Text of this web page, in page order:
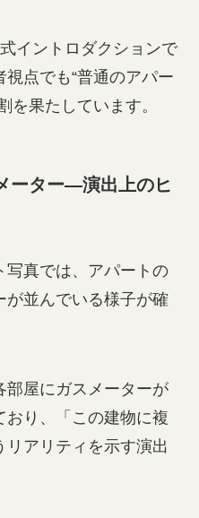
イントロダクションで
点でも“普通のアパー
を果たしています。
ーター—演出上のヒ
写真では、アパートの
並んでいる様子が確
部屋にガスメーターが
おり、「この建物に複
アリティを示す演出